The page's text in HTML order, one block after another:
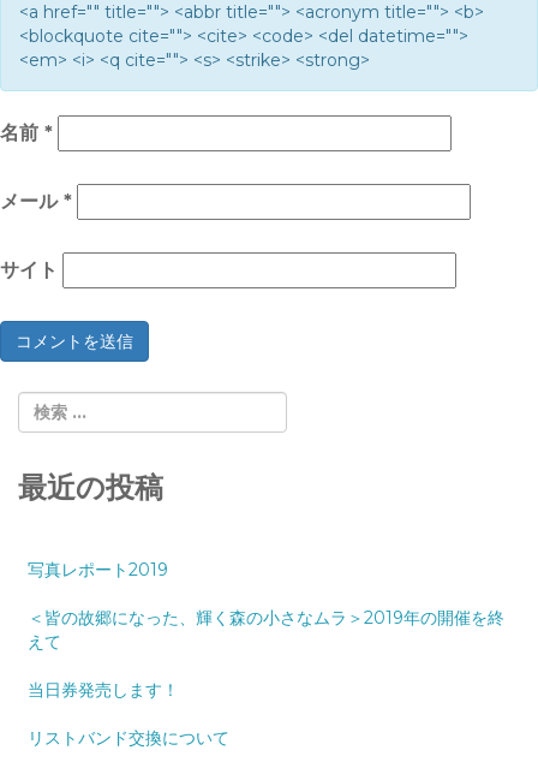
<a href="" title=""> <abbr title=""> <acronym title=""> <b>
<blockquote cite=""> <cite> <code> <del datetime="">
<em> <i> <q cite=""> <s> <strike> <strong>
名前 *
メール *
サイト
最近の投稿
写真レポート2019
＜皆の故郷になった、輝く森の小さなムラ＞2019年の開催を終
えて
当日券発売します！
リストバンド交換について